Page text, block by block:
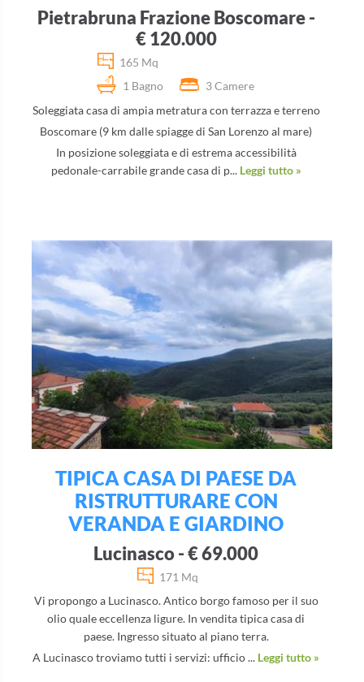
Pietrabruna Frazione Boscomare -
€ 120.000
165 Mq
1 Bagno
3 Camere
Soleggiata casa di ampia metratura con terrazza e terreno
Boscomare (9 km dalle spiagge di San Lorenzo al mare)
In posizione soleggiata e di estrema accessibilità
pedonale-carrabile grande casa di p... Leggi tutto »
TIPICA CASA DI PAESE DA
RISTRUTTURARE CON
VERANDA E GIARDINO
Lucinasco - € 69.000
171 Mq
Vi propongo a Lucinasco. Antico borgo famoso per il suo
olio quale eccellenza ligure. In vendita tipica casa di
paese. Ingresso situato al piano terra.
A Lucinasco troviamo tutti i servizi: ufficio ... Leggi tutto »